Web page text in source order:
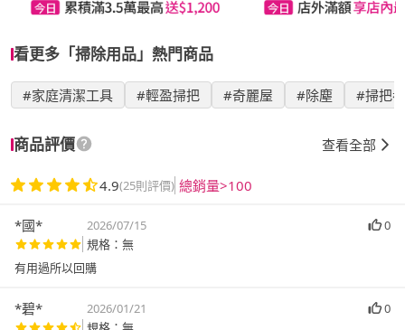
看更多「掃除用品」熱門商品
#家庭清潔工具 #輕盈掃把 #奇麗屋 #除塵 #掃把
商品評價 查看全部
4.9(25則評價) 總銷量>100
*國* 2026/07/15
0
規格：無
有用過所以回購
*碧* 2026/01/21
0